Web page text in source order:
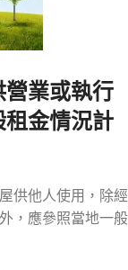
業或執行
金情況計
供他人使用，除經
，應參照當地一般